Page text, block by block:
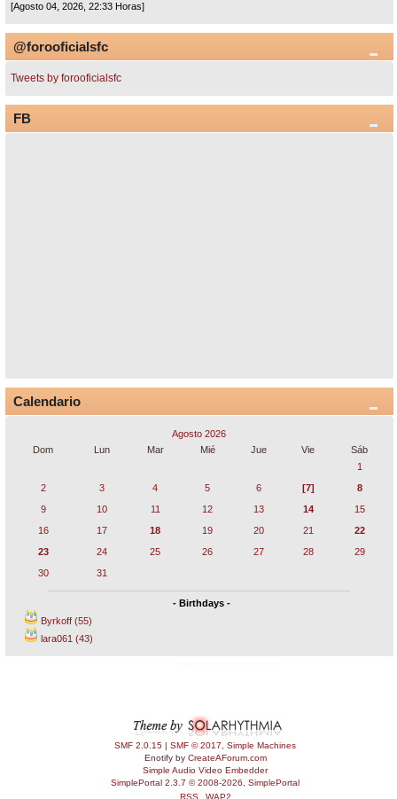
[Agosto 04, 2026, 22:33 Horas]
@forooficialsfc
Tweets by forooficialsfc
FB
Calendario
Agosto 2026
Dom
Lun Mar Mié Jue Vie
Sáb
1
2
3 4 5 6 [7]
8
9
10 11 12 13 14
15
16
17 18 19 20 21
22
23
24 25 26 27 28
29
30
31
- Birthdays -
Byrkoff (55)
lara061 (43)
SMF 2.0.15 | SMF © 2017
Simple Machines
Enotify by CreateAForum.com
Simple Audio Video Embedder
SimplePortal 2.3.7 © 2008-2026, SimplePortal
RSS
WAP2